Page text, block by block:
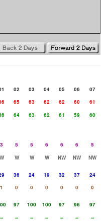
02 03 04 05 06
07
65 63 62 62 60
61
64 63 62 61 59
60
3 5 5 6 6 6
5
W W W W NW NW
NW
36 24 19 32 37
24
1 0 0 0 0 0
0
97 100 100 97 96
97
-- -- -- -- -- --
--